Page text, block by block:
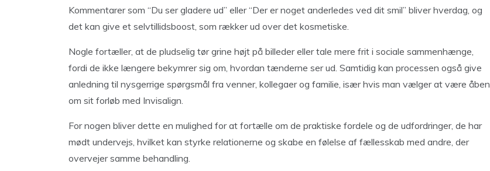
Kommentarer som “Du ser gladere ud” eller “Der er noget anderledes ved dit smil” bliver hverdag, og
det kan give et selvtillidsboost, som rækker ud over det kosmetiske.
Nogle fortæller, at de pludselig tør grine højt på billeder eller tale mere frit i sociale sammenhænge,
fordi de ikke længere bekymrer sig om, hvordan tænderne ser ud. Samtidig kan processen også give
anledning til nysgerrige spørgsmål fra venner, kollegaer og familie, især hvis man vælger at være åben
om sit forløb med Invisalign.
For nogen bliver dette en mulighed for at fortælle om de praktiske fordele og de udfordringer, de har
mødt undervejs, hvilket kan styrke relationerne og skabe en følelse af fællesskab med andre, der
overvejer samme behandling.